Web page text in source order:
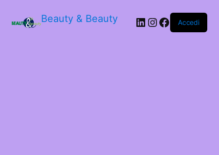
Beauty & Beauty LinkedIn
Instagram
Facebook
Accedi